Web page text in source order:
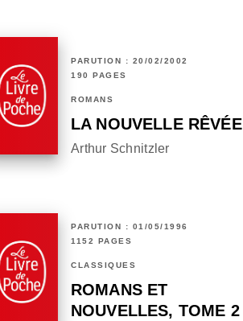
PARUTION : 20/02/2002
190 PAGES
ROMANS
LA NOUVELLE RÊVÉE
Arthur Schnitzler
PARUTION : 01/05/1996
1152 PAGES
CLASSIQUES
ROMANS ET
NOUVELLES, TOME 2